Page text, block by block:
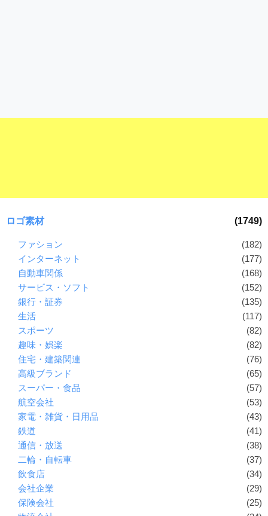
ロゴ素材 (1749)
ファション
(182)
インターネット
(177)
自動車関係
(168)
サービス・ソフト
(152)
銀行・証券
(135)
生活
(117)
スポーツ
(82)
趣味・娯楽
(82)
住宅・建築関連
(76)
高級ブランド
(65)
スーパー・食品
(57)
航空会社
(53)
家電・雑貨・日用品
(43)
鉄道
(41)
通信・放送
(38)
二輪・自転車
(37)
飲食店
(34)
会社企業
(29)
保険会社
(25)